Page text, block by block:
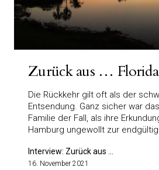
Zurück aus … Florida
Die Rückkehr gilt oft als der
Entsendung. Ganz sicher war
Familie der Fall, als ihre
Hamburg ungewollt zur
Interview: Zurück aus ...
16. November 2021